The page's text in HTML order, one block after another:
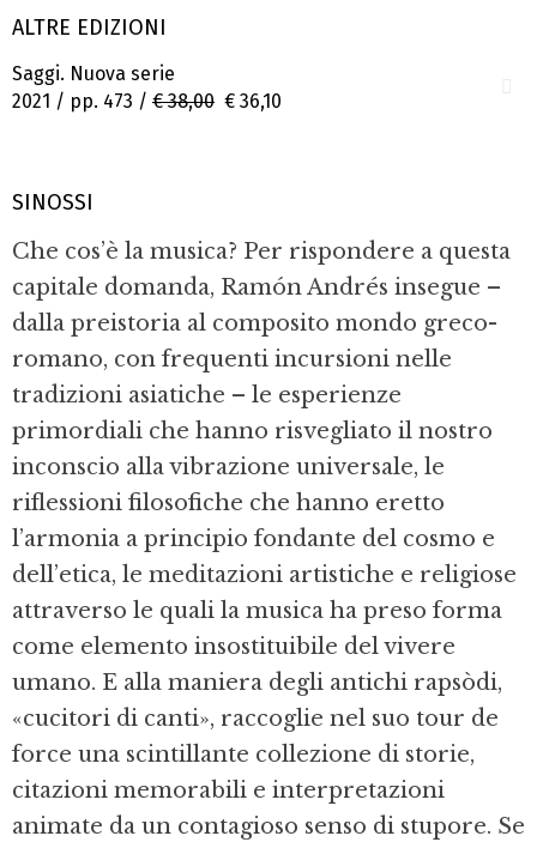
ALTRE EDIZIONI
Saggi. Nuova serie
2021 / pp. 473 / € 38,00 € 36,10
SINOSSI
Che cos’è la musica? Per rispondere a questa
capitale domanda, Ramón Andrés insegue –
dalla preistoria al composito mondo greco-
romano, con frequenti incursioni nelle
tradizioni asiatiche – le esperienze
primordiali che hanno risvegliato il nostro
inconscio alla vibrazione universale, le
riflessioni filosofiche che hanno eretto
l’armonia a principio fondante del cosmo e
dell’etica, le meditazioni artistiche e religiose
attraverso le quali la musica ha preso forma
come elemento insostituibile del vivere
umano. E alla maniera degli antichi rapsòdi,
«cucitori di canti», raccoglie nel suo tour de
force una scintillante collezione di storie,
citazioni memorabili e interpretazioni
animate da un contagioso senso di stupore. Se